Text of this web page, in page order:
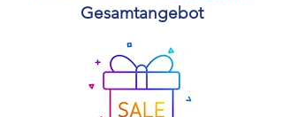
Gesamtangebot